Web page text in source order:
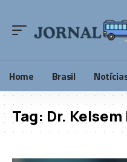
Home Brasil
Tag: Dr.